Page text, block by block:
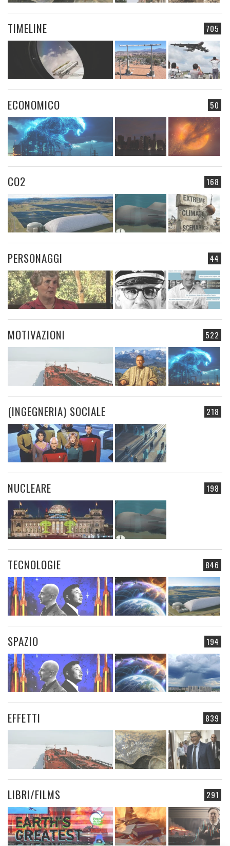
705
TIMELINE
50
ECONOMICO
168
CO2
44
PERSONAGGI
522
MOTIVAZIONI
218
(INGEGNERIA) SOCIALE
198
NUCLEARE
846
TECNOLOGIE
194
SPAZIO
839
EFFETTI
291
LIBRI/FILMS